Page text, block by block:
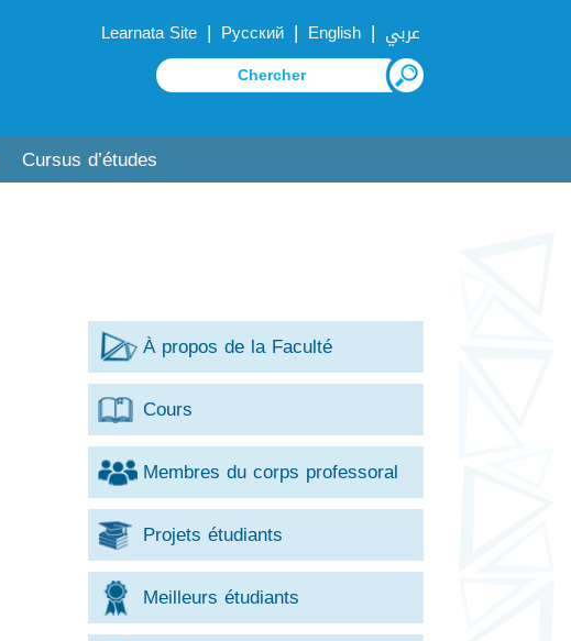
Learnata Site | Русский | English | عربي
Cursus d’études
À propos de la Faculté
Cours
Membres du corps professoral
Projets étudiants
Meilleurs étudiants